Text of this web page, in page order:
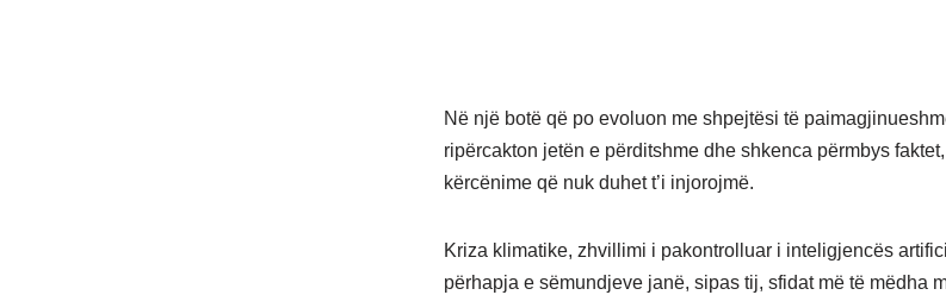
Në një botë që po evoluon me shpejtësi të
ripërcakton jetën e përditshme dhe shkenca përmbys
kërcënime që nuk duhet t’i injorojmë.
Kriza klimatike, zhvillimi i pakontrolluar i inteligjencës
përhapja e sëmundjeve janë, sipas tij, sfidat më të mëdha